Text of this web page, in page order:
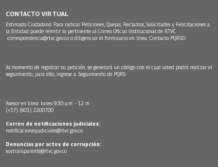
CONTACTO VIRTUAL
Estimado Ciudadano: Para radicar Peticiones, Quejas, Reclamos, Solicitudes y Felicitaciones a
la Entidad puede remitir lo pertinente al Correo Oficial Institucional de RTVC
correspondencia@rtvc.gov.co o diligenciar el formulario en línea: Contacto PQRSD.
Al momento de registrar su petición, se generará un código con el cual usted podrá realizar el
seguimiento, para ello, ingrese a: Seguimiento de PQRS
Asesor en línea: lunes 9:30 a.m. - 12 m
(+57) (601) 2200700
Correo de notificaciones judiciales:
notificacionesjudiciales@rtvc.gov.co
Denuncias por actos de corrupción:
soytransparente@rtvc.gov.co